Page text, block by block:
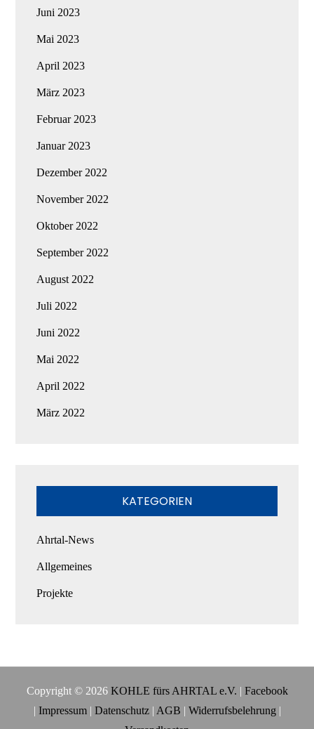
Juni 2023
Mai 2023
April 2023
März 2023
Februar 2023
Januar 2023
Dezember 2022
November 2022
Oktober 2022
September 2022
August 2022
Juli 2022
Juni 2022
Mai 2022
April 2022
März 2022
KATEGORIEN
Ahrtal-News
Allgemeines
Projekte
Copyright © 2026 KOHLE fürs AHRTAL e.V. | Facebook
| Impressum| Datenschutz| AGB | Widerrufsbelehrung |